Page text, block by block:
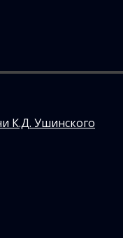
К.Д. Ушинского